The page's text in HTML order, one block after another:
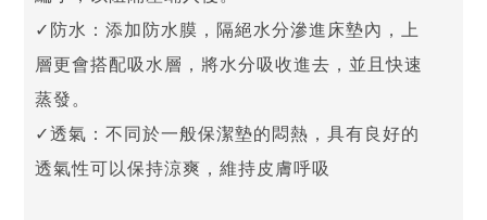
✓防水：添加防水膜，隔絕水分滲進床墊內，上
層更會搭配吸水層，將水分吸收進去，並且快速
蒸發。
✓透氣：不同於一般保潔墊的悶熱，具有良好的
透氣性可以保持涼爽，維持皮膚呼吸